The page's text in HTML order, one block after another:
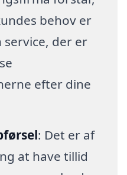
behov er
der er
efter dine
: Det er af
at have tillid